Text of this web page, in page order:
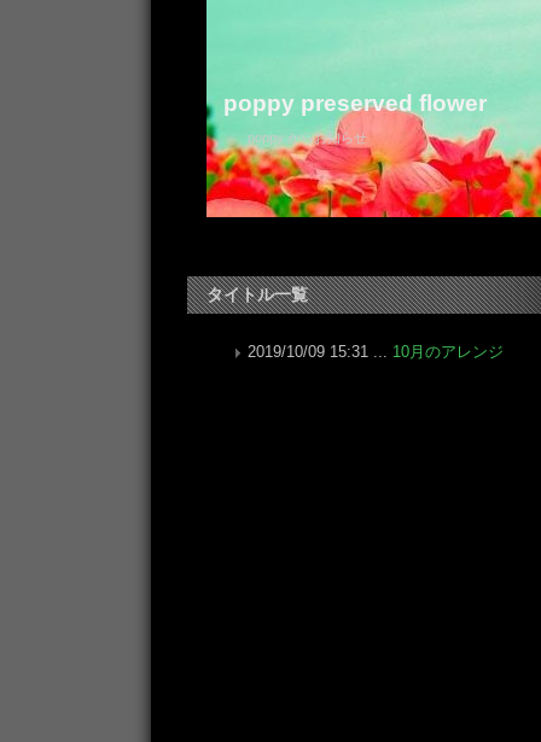
poppy preserved flower
poppy からお知らせ
タイトル一覧
2019/10/09 15:31 ... 10月のアレンジ